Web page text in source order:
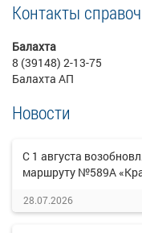
Контакты
Балахта
8 (39148) 2-13-75
Балахта АП
Новости
С 1 августа
маршруту №589А
28.07.2026